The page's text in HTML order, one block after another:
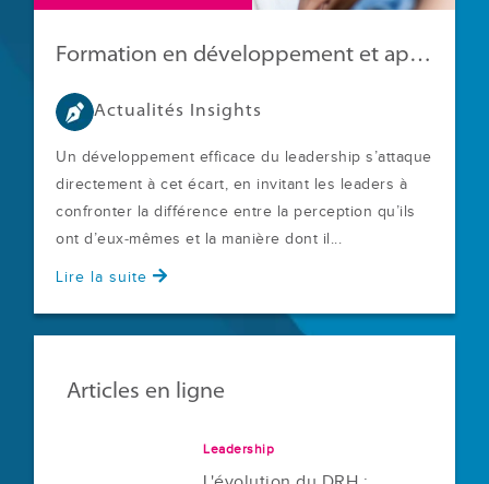
Formation en développement et apprentissage : 16 chiffres à connaître
Actualités Insights
Un développement efficace du leadership s’attaque
directement à cet écart, en invitant les leaders à
confronter la différence entre la perception qu’ils
ont d’eux‑mêmes et la manière dont il...
Lire la suite
Articles en ligne
Leadership